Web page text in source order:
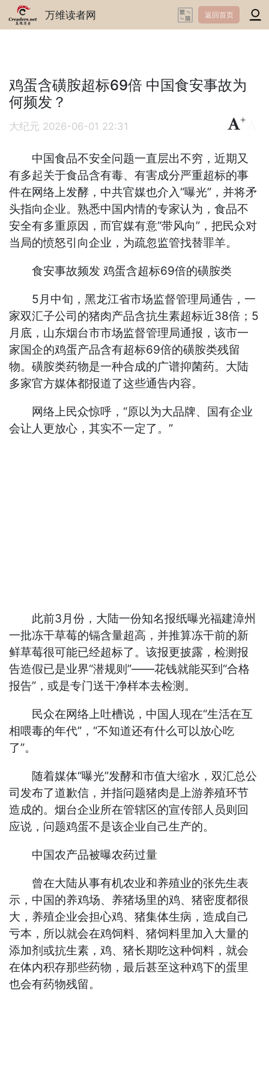
万维读者网 返回首页
鸡蛋含磺胺超标69倍 中国食安事故为
何频发？
大纪元 2026-06-01 22:31
+
中国食品不安全问题一直层出不穷，近期又
有多起关于食品含有毒、有害成分严重超标的事
件在网络上发酵，中共官媒也介入“曝光”，并将矛
头指向企业。熟悉中国内情的专家认为，食品不
安全有多重原因，而官媒有意“带风向”，把民众对
当局的愤怒引向企业，为疏忽监管找替罪羊。
食安事故频发 鸡蛋含超标69倍的磺胺类
5月中旬，黑龙江省市场监督管理局通告，一
家双汇子公司的猪肉产品含抗生素超标近38倍；5
月底，山东烟台市市场监督管理局通报，该市一
家国企的鸡蛋产品含有超标69倍的磺胺类残留
物。磺胺类药物是一种合成的广谱抑菌药。大陆
多家官方媒体都报道了这些通告内容。
网络上民众惊呼，“原以为大品牌、国有企业
会让人更放心，其实不一定了。”
此前3月份，大陆一份知名报纸曝光福建漳州
一批冻干草莓的镉含量超高，并推算冻干前的新
鲜草莓很可能已经超标了。该报更披露，检测报
告造假已是业界“潜规则”——花钱就能买到“合格
报告”，或是专门送干净样本去检测。
民众在网络上吐槽说，中国人现在“生活在互
相喂毒的年代”，“不知道还有什么可以放心吃
了”。
随着媒体“曝光”发酵和市值大缩水，双汇总公
司发布了道歉信，并指问题猪肉是上游养殖环节
造成的。烟台企业所在管辖区的宣传部人员则回
应说，问题鸡蛋不是该企业自己生产的。
中国农产品被曝农药过量
曾在大陆从事有机农业和养殖业的张先生表
示，中国的养鸡场、养猪场里的鸡、猪密度都很
大，养殖企业会担心鸡、猪集体生病，造成自己
亏本，所以就会在鸡饲料、猪饲料里加入大量的
添加剂或抗生素，鸡、猪长期吃这种饲料，就会
在体内积存那些药物，最后甚至这种鸡下的蛋里
也会有药物残留。